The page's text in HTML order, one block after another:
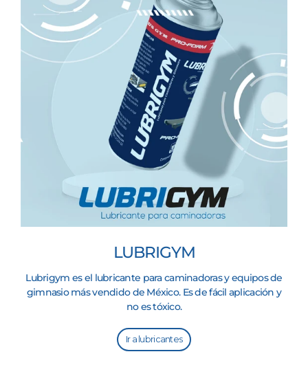
LUBRIGYM
Lubrigym es el lubricante para caminadoras y equipos de
gimnasio más vendido de México. Es de fácil aplicación y
no es tóxico.
Ir a lubricantes